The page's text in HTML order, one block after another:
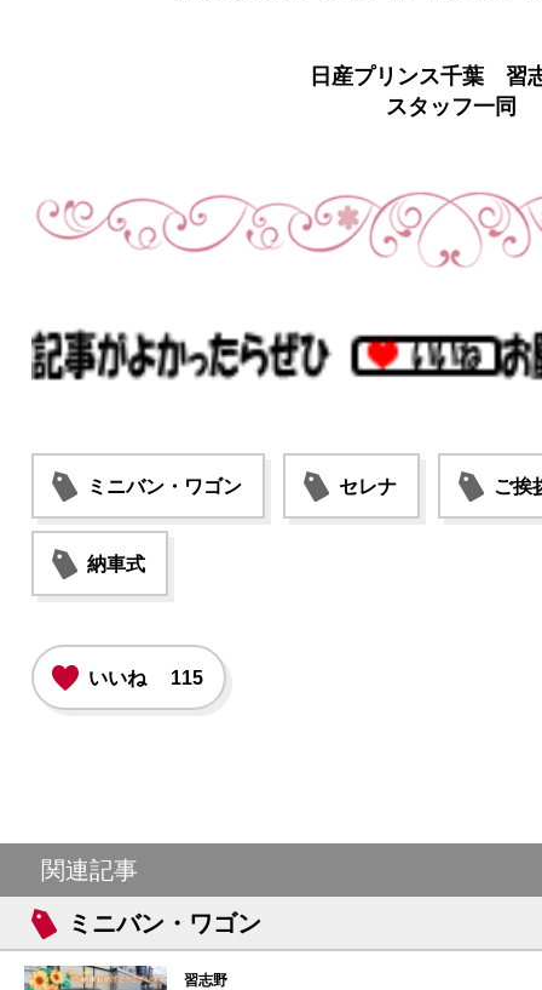
日産プリンス千葉 習
スタッフ一同
ミニバン・ワゴン セレナ ご挨
納車式
いいね 115
関連記事
ミニバン・ワゴン
習志野